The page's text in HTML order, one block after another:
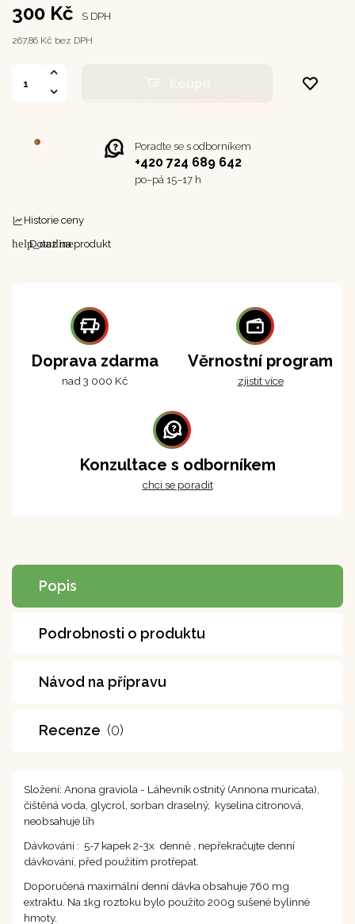
300 Kč S DPH
267,86 Kč bez DPH
Poraďte se s odborníkem
+420 724 689 642
po–⁠⁠⁠⁠⁠⁠pá 15–17 h
Historie ceny
help_outline
Dotaz na produkt
Doprava zdarma
nad 3 000 Kč
Věrnostní program
zjistit více
Konzultace s odborníkem
chci se poradit
Popis
Podrobnosti o produktu
Návod na přípravu
Recenze (0)
Složení: Anona graviola - Láhevník ostnitý (Annona muricata),
čištěná voda, glycrol, sorban draselný, kyselina citronová,
neobsahuje líh
Dávkování : 5-7 kapek 2-3x denně , nepřekračujte denní
dávkování, před použitím protřepat.
Doporučená maximální denní dávka obsahuje 760 mg
extraktu. Na 1kg roztoku bylo použito 200g sušené bylinné
hmoty.